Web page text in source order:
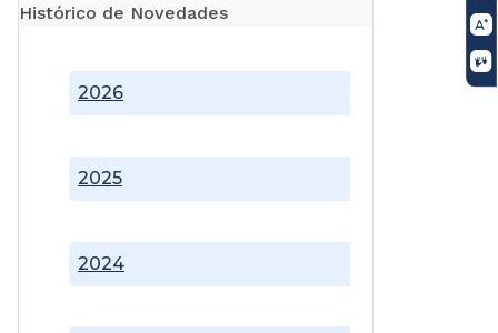
Histórico de Novedades
2024
2025
2026